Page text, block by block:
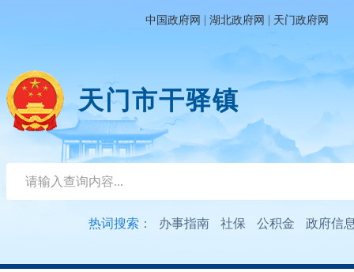
中国政府网 | 湖北政府网 | 天门政府网
天门市干驿镇
热词搜索： 办事指南 社保 公积金 政府信